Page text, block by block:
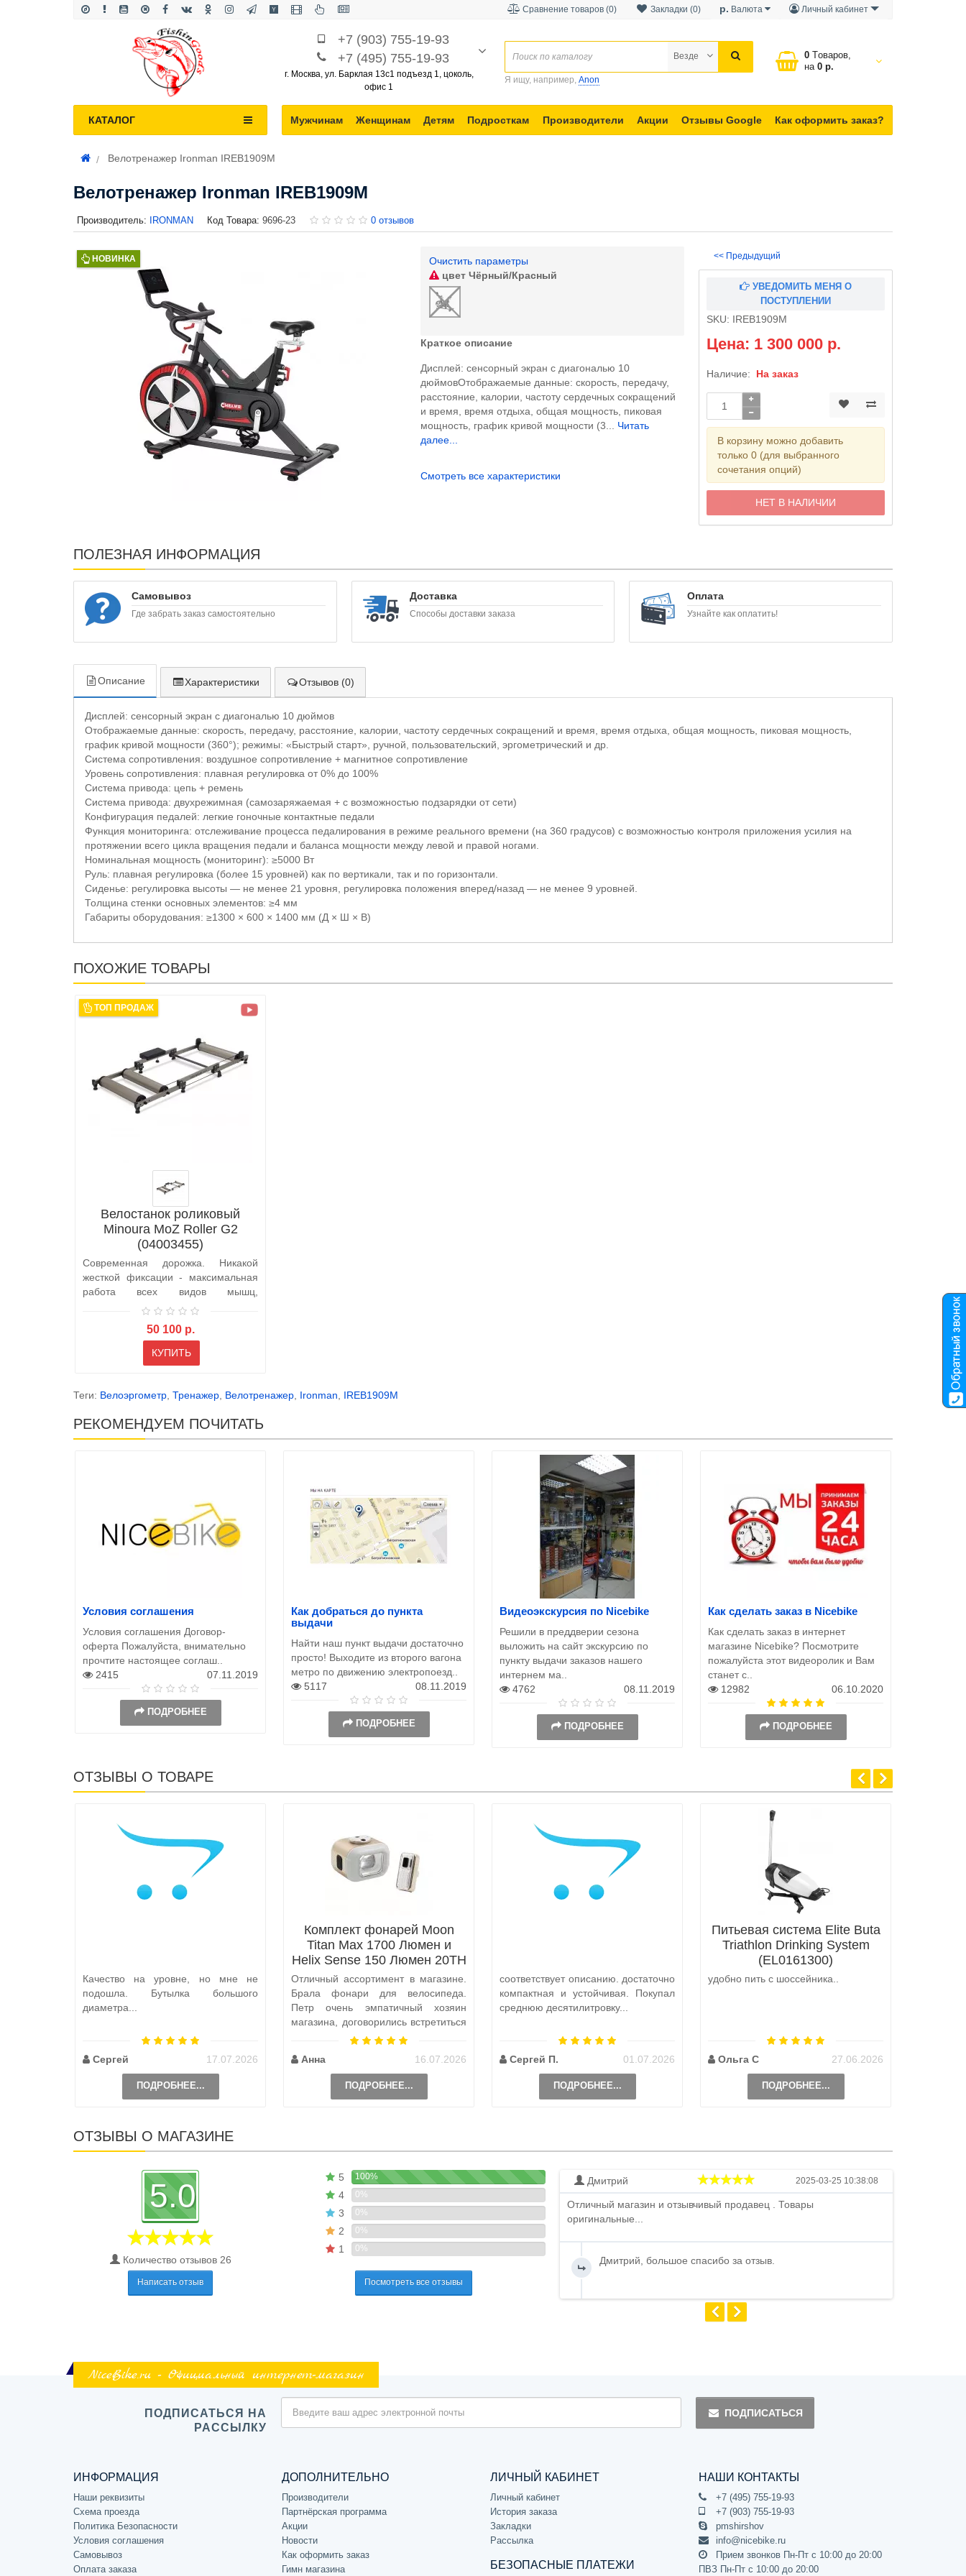
Личный кабинет
р. Валюта
Закладки (0)
Сравнение товаров (0)
+7 (903) 755-19-93
+7 (495) 755-19-93
г. Москва, ул. Барклая 13с1 подъезд 1, цоколь,
офис 1
0 Tоваров,
на
0 р.
Везде
Я ищу, например, Anon
Мужчинам Женщинам Детям Подросткам Производители Акции Отзывы Google Как оформить заказ?
КАТАЛОГ
Велотренажер Ironman IREB1909M
Велотренажер Ironman IREB1909M
Производитель: IRONMAN Код Товара: 9696-23 0 отзывов
НОВИНКА
Очистить параметры
цветЧёрный/Красный
Краткое описание
Дисплей: сенсорный экран с диагональю 10
дюймовОтображаемые данные: скорость, передачу,
расстояние, калории, частоту сердечных сокращений
и время, время отдыха, общая мощность, пиковая
мощность, график кривой мощности (3... Читать
далее...
Смотреть все характеристики
<< Предыдущий
УВЕДОМИТЬ МЕНЯ О
ПОСТУПЛЕНИИ
SKU: IREB1909M
Цена: 1 300 000 р.
Наличие: На заказ
В корзину можно добавить
только 0 (для выбранного
сочетания опций)
НЕТ В НАЛИЧИИ
ПОЛЕЗНАЯ ИНФОРМАЦИЯ
Самовывоз
Где забрать заказ самостоятельно
Доставка
Способы доставки заказа
Оплата
Узнайте как оплатить!
Описание Характеристики Отзывов (0)
Дисплей: сенсорный экран с диагональю 10 дюймов
Отображаемые данные: скорость, передачу, расстояние, калории, частоту сердечных сокращений и время, время отдыха, общая мощность, пиковая мощность,
график кривой мощности (360°); режимы: «Быстрый старт», ручной, пользовательский, эргометрический и др.
Система сопротивления: воздушное сопротивление + магнитное сопротивление
Уровень сопротивления: плавная регулировка от 0% до 100%
Система привода: цепь + ремень
Система привода: двухрежимная (самозаряжаемая + с возможностью подзарядки от сети)
Конфигурация педалей: легкие гоночные контактные педали
Функция мониторинга: отслеживание процесса педалирования в режиме реального времени (на 360 градусов) с возможностью контроля приложения усилия на
протяжении всего цикла вращения педали и баланса мощности между левой и правой ногами.
Номинальная мощность (мониторинг): ≥5000 Вт
Руль: плавная регулировка (более 15 уровней) как по вертикали, так и по горизонтали.
Сиденье: регулировка высоты — не менее 21 уровня, регулировка положения вперед/назад — не менее 9 уровней.
Толщина стенки основных элементов: ≥4 мм
Габариты оборудования: ≥1300 × 600 × 1400 мм (Д × Ш × В)
ПОХОЖИЕ ТОВАРЫ
ТОП ПРОДАЖ
Велостанок роликовый
Minoura MoZ Roller G2
(04003455)
Современная дорожка. Никакой
жесткой фиксации - максимальная
работа всех видов мышц,
участвующих в п..
50 100 р.
КУПИТЬ
Теги: Велоэргометр Тренажер Велотренажер Ironman IREB1909M
РЕКОМЕНДУЕМ ПОЧИТАТЬ
Условия соглашения
Условия соглашения Договор-
оферта Пожалуйста, внимательно
прочтите настоящее соглаш..
2415
07.11.2019
ПОДРОБНЕЕ
Как добраться до пункта
выдачи
Найти наш пункт выдачи достаточно
просто! Выходите из второго вагона
метро по движению электропоезд..
5117
08.11.2019
ПОДРОБНЕЕ
Видеоэкскурсия по Nicebike
Решили в преддверии сезона
выложить на сайт экскурсию по
пункту выдачи заказов нашего
интернем ма..
4762
08.11.2019
ПОДРОБНЕЕ
Как сделать заказ в Nicebike
Как сделать заказ в интернет
магазине Nicebike? Посмотрите
пожалуйста этот видеоролик и Вам
станет с..
12982
06.10.2020
ПОДРОБНЕЕ
ОТЗЫВЫ О ТОВАРЕ
Качество на уровне, но мне не
подошла. Бутылка большого
диаметра...
Сергей 17.07.2026
ПОДРОБНЕЕ...
Комплект фонарей Moon
Titan Max 1700 Люмен и
Helix Sense 150 Люмен 20TH
Anniversary Edition
Отличный ассортимент в магазине.
Брала фонари для велосипеда.
Петр очень эмпатичный хозяин
магазина, договорились встретиться
по пути, чтобы передать ..
Анна
16.07.2026
ПОДРОБНЕЕ...
соответствует описанию. достаточно
компактная и устойчивая. Покупал
среднюю десятилитровку...
Сергей П. 01.07.2026
ПОДРОБНЕЕ...
Питьевая система Elite Buta
Triathlon Drinking System
(EL0161300)
удобно пить с шоссейника..
Ольга С 27.06.2026
ПОДРОБНЕЕ...
ОТЗЫВЫ О МАГАЗИНЕ
5.0
Количество отзывов 26
Написать отзыв
5 100%
4 0%
3 0%
2 0%
1 0%
Посмотреть все отзывы
Дмитрий 2025-03-25 10:38:08
Отличный магазин и отзывчивый продавец . Товары
оригинальные...
Дмитрий, большое спасибо за отзыв.
NiceBike.ru - Официальный интернет-магазин
ПОДПИСАТЬСЯ НА
РАССЫЛКУ
ПОДПИСАТЬСЯ
ИНФОРМАЦИЯ
Наши реквизиты
Схема проезда
Политика Безопасности
Условия соглашения
Самовывоз
Оплата заказа
ДОПОЛНИТЕЛЬНО
Производители
Партнёрская программа
Акции
Новости
Как оформить заказ
Гимн магазина
ЛИЧНЫЙ КАБИНЕТ
Личный кабинет
История заказа
Закладки
Рассылка
БЕЗОПАСНЫЕ ПЛАТЕЖИ
НАШИ КОНТАКТЫ
+7 (495) 755-19-93
+7 (903) 755-19-93
pmshirshov
info@nicebike.ru
Прием звонков Пн-Пт с 10:00 до 20:00
ПВЗ Пн-Пт с 10:00 до 20:00